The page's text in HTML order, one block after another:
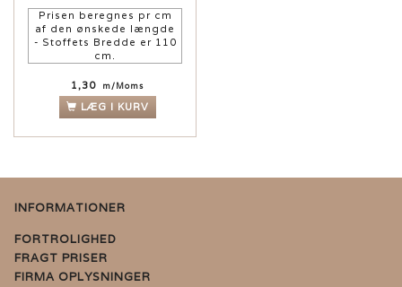
Prisen beregnes pr cm
af den ønskede længde
- Stoffets Bredde er 110
cm.
1,30 m/Moms
LÆG I KURV
INFORMATIONER
FORTROLIGHED
FRAGT PRISER
FIRMA OPLYSNINGER